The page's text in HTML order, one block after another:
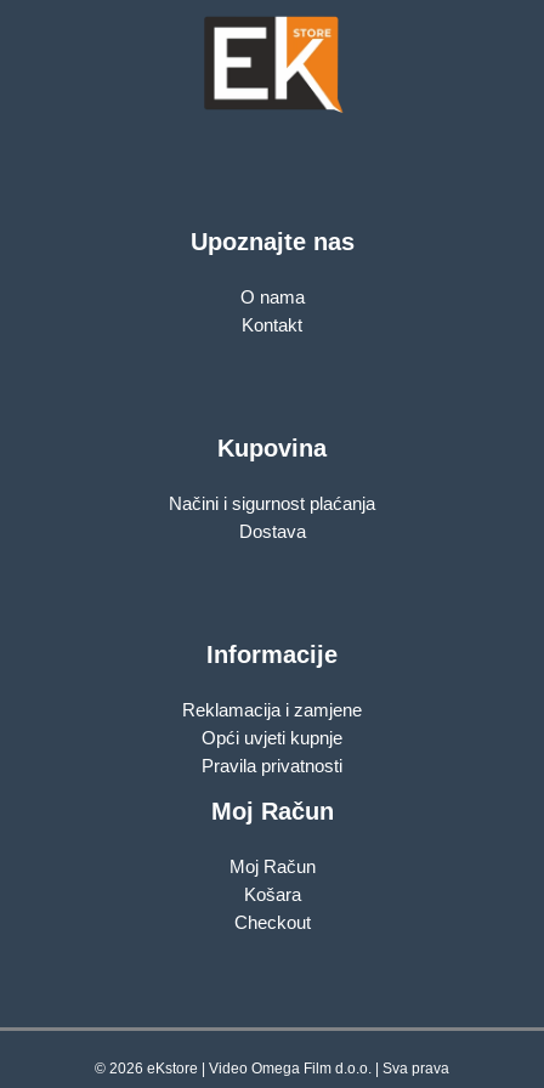
Upoznajte nas
O nama
Kontakt
Kupovina
Načini i sigurnost plaćanja
Dostava
Informacije
Reklamacija i zamjene
Opći uvjeti kupnje
Pravila privatnosti
Moj Račun
Moj Račun
Košara
Checkout
© 2026 eKstore | Video Omega Film d.o.o. | Sva prava